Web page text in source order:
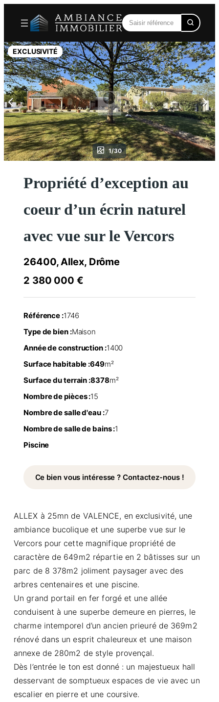
contenu
EXCLUSIVITÉ
1/30
Propriété d’exception au
coeur d’un écrin naturel
avec vue sur le Vercors
26400, Allex, Drôme
2 380 000 €
Référence :1746
Type de bien :Maison
Année de construction :1400
Surface habitable :649m²
Surface du terrain :8378m²
Nombre de pièces :15
Nombre de salle d'eau :7
Nombre de salle de bains :1
Piscine
Ce bien vous intéresse ? Contactez-nous !
ALLEX à 25mn de VALENCE, en exclusivité, une
ambiance bucolique et une superbe vue sur le
Vercors pour cette magnifique propriété de
caractère de 649m2 répartie en 2 bâtisses sur un
parc de 8 378m2 joliment paysager avec des
arbres centenaires et une piscine.
Un grand portail en fer forgé et une allée
conduisent à une superbe demeure en pierres, le
charme intemporel d’un ancien prieuré de 369m2
rénové dans un esprit chaleureux et une maison
annexe de 280m2 de style provençal.
Dès l’entrée le ton est donné : un majestueux hall
desservant de somptueux espaces de vie avec un
escalier en pierre et une coursive.